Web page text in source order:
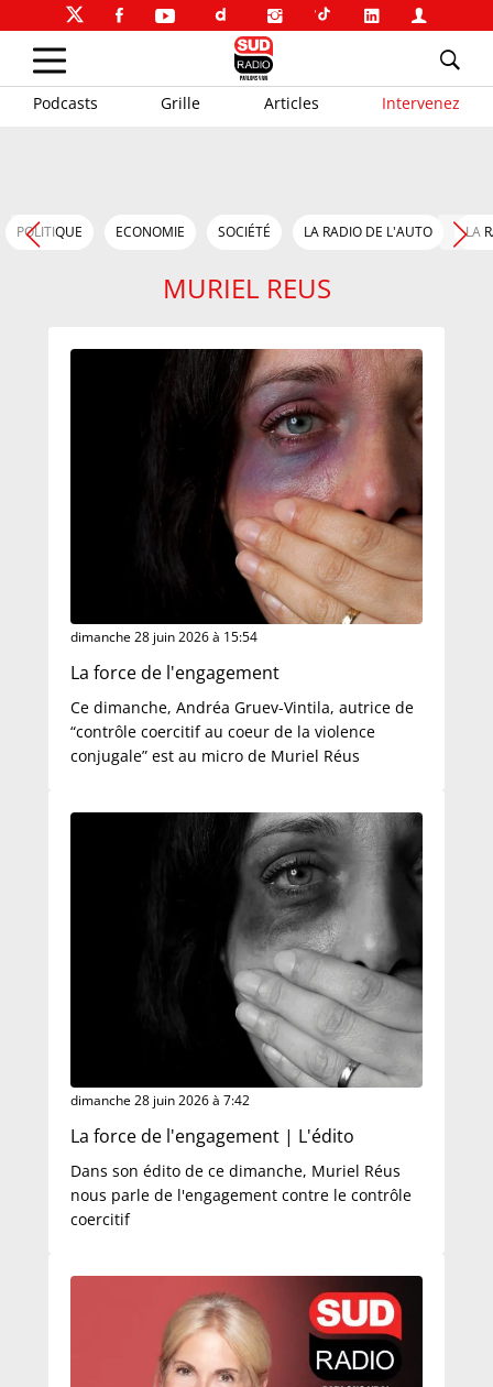
Podcasts Grille Articles Intervenez
POLITIQUE ECONOMIE SOCIÉTÉ LA RADIO DE L'AUTO LA
MURIEL REUS
dimanche 28 juin 2026 à 15:54
La force de l'engagement
Ce dimanche, Andréa Gruev-Vintila, autrice de
“contrôle coercitif au coeur de la violence
conjugale” est au micro de Muriel Réus
dimanche 28 juin 2026 à 7:42
La force de l'engagement | L'édito
Dans son édito de ce dimanche, Muriel Réus
nous parle de l'engagement contre le contrôle
coercitif